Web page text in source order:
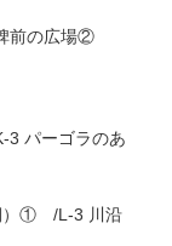
前の広場②
パーゴラのあ
）① /L-3 川沿